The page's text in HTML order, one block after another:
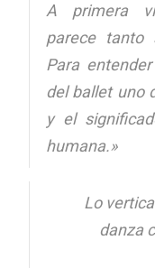
A primera
parece tanto
Para
del ballet uno
y el
humana.»
Lo
danza